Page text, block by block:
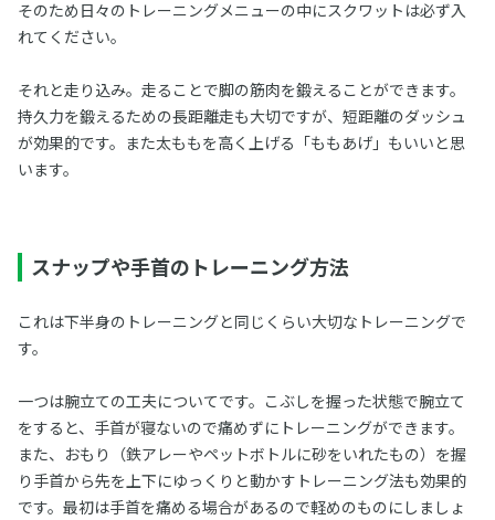
そのため日々のトレーニングメニューの中にスクワットは必ず入
れてください。
それと走り込み。走ることで脚の筋肉を鍛えることができます。
持久力を鍛えるための長距離走も大切ですが、短距離のダッシュ
が効果的です。また太ももを高く上げる「ももあげ」もいいと思
います。
スナップや手首のトレーニング方法
これは下半身のトレーニングと同じくらい大切なトレーニングで
す。
一つは腕立ての工夫についてです。こぶしを握った状態で腕立て
をすると、手首が寝ないので痛めずにトレーニングができます。
また、おもり（鉄アレーやペットボトルに砂をいれたもの）を握
り手首から先を上下にゆっくりと動かすトレーニング法も効果的
です。最初は手首を痛める場合があるので軽めのものにしましょ